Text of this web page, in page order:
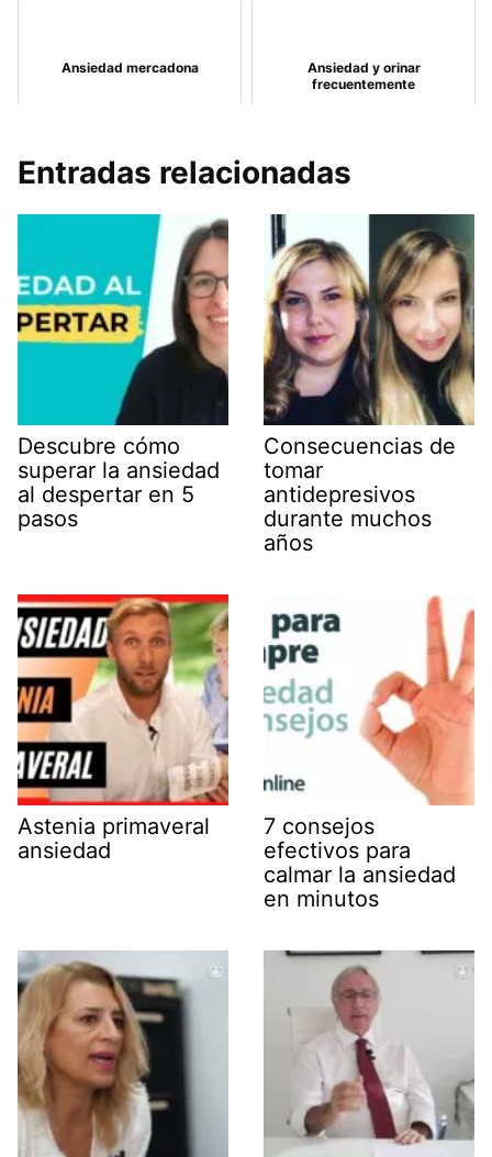
Ansiedad mercadona
Ansiedad y orinar
frecuentemente
Entradas relacionadas
Descubre cómo
superar la ansiedad
al despertar en 5
pasos
Consecuencias de
tomar
antidepresivos
durante muchos
años
Astenia primaveral
ansiedad
7 consejos
efectivos para
calmar la ansiedad
en minutos